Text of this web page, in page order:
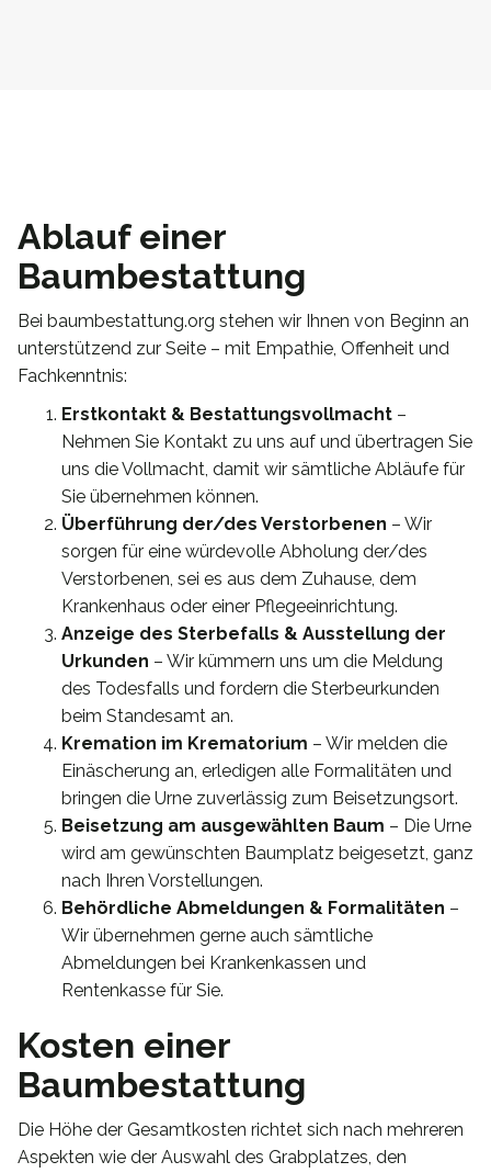
Ablauf einer
Baumbestattung
Bei baumbestattung.org stehen wir Ihnen von Beginn an
unterstützend zur Seite – mit Empathie, Offenheit und
Fachkenntnis:
Erstkontakt & Bestattungsvollmacht –
Nehmen Sie Kontakt zu uns auf und übertragen Sie
uns die Vollmacht, damit wir sämtliche Abläufe für
Sie übernehmen können.
Überführung der/des Verstorbenen – Wir
sorgen für eine würdevolle Abholung der/des
Verstorbenen, sei es aus dem Zuhause, dem
Krankenhaus oder einer Pflegeeinrichtung.
Anzeige des Sterbefalls & Ausstellung der
Urkunden – Wir kümmern uns um die Meldung
des Todesfalls und fordern die Sterbeurkunden
beim Standesamt an.
Kremation im Krematorium – Wir melden die
Einäscherung an, erledigen alle Formalitäten und
bringen die Urne zuverlässig zum Beisetzungsort.
Beisetzung am ausgewählten Baum – Die Urne
wird am gewünschten Baumplatz beigesetzt, ganz
nach Ihren Vorstellungen.
Behördliche Abmeldungen & Formalitäten –
Wir übernehmen gerne auch sämtliche
Abmeldungen bei Krankenkassen und
Rentenkasse für Sie.
Kosten einer
Baumbestattung
Die Höhe der Gesamtkosten richtet sich nach mehreren
Aspekten wie der Auswahl des Grabplatzes, den